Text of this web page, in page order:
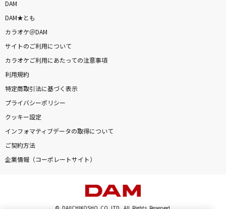
DAM
DAM★とも
カラオケ＠DAM
サイトのご利用について
カラオケご利用にあたっての注意事項
利用規約
特定商取引法に基づく表示
プライバシーポリシー
クッキー設定
インフォマティブデータの取得について
ご契約方法
企業情報（コーポレートサイト）
© DAIICHIKOSHO CO.,LTD. All Rights Reserved.